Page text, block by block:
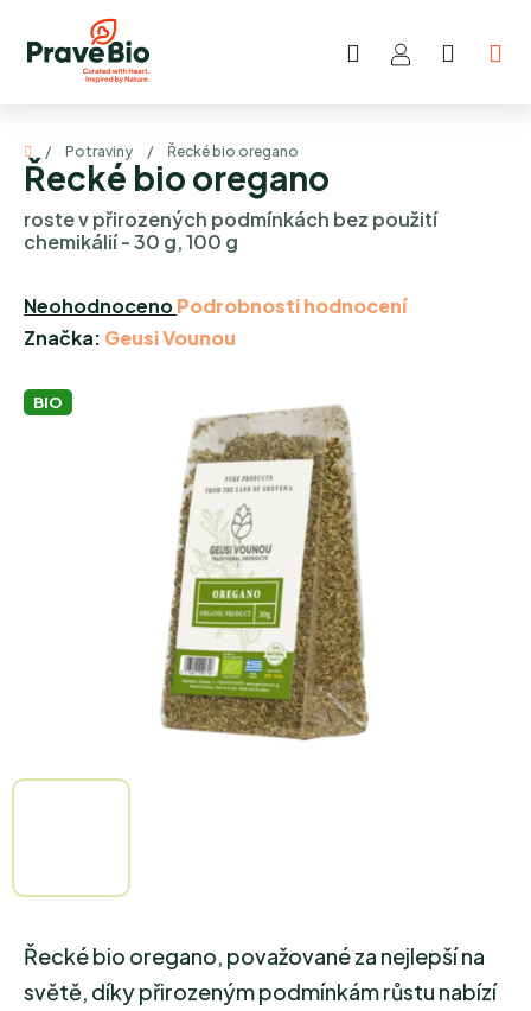
obsah
Hledat
Domů
/ Potraviny / Řecké bio oregano
Řecké bio oregano, považované za nejlepší na
světě, díky přirozeným podmínkám růstu nabízí
Řecké bio oregano
roste v přirozených podmínkách bez použití
chemikálií - 30 g, 100 g
Průměrné
hodnocení
je
NeohodnocenoPodrobnosti hodnocení
Značka: Geusi Vounou
BIO